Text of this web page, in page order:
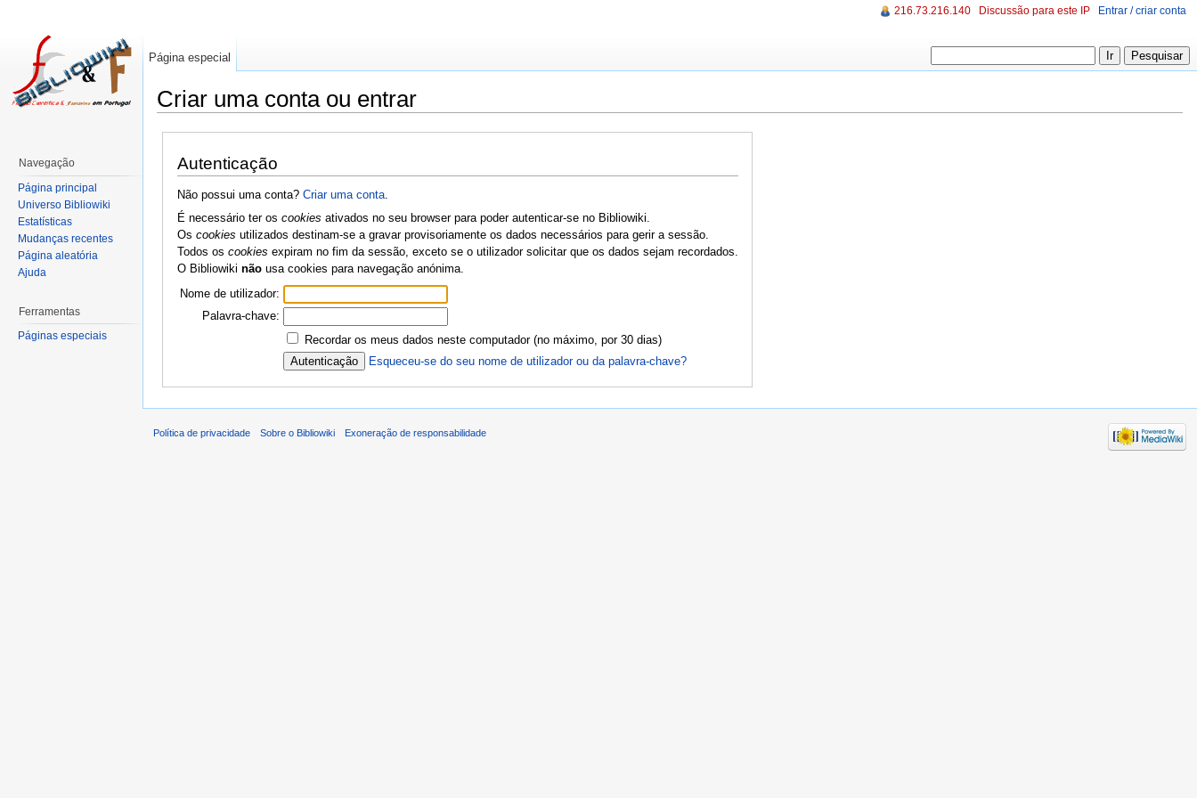
Criar uma conta ou entrar
Autenticação
Não possui uma conta? Criar uma conta.
É necessário ter os cookies ativados no seu browser para poder autenticar-se no Bibliowiki.
Os cookies utilizados destinam-se a gravar provisoriamente os dados necessários para gerir a sessão.
Todos os cookies expiram no fim da sessão, exceto se o utilizador solicitar que os dados sejam recordados.
O Bibliowiki nãousa cookies para navegação anónima.
Nome de utilizador:
Palavra-chave:
Recordar os meus dados neste computador (no máximo, por 30 dias)
Esqueceu-se do seu nome de utilizador ou da palavra-chave?
216.73.216.140 Discussão para este IP Entrar / criar conta
Página especial
Navegação
Página principal
Universo Bibliowiki
Estatísticas
Mudanças recentes
Página aleatória
Ajuda
Ferramentas
Páginas especiais
Política de privacidade Sobre o Bibliowiki Exoneração de responsabilidade